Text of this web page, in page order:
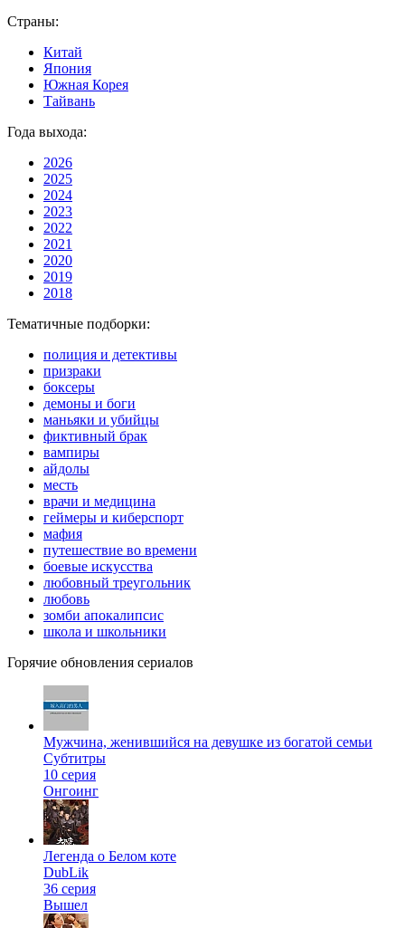
Страны:
Китай
Япония
Южная Корея
Тайвань
Года выхода:
2026
2025
2024
2023
2022
2021
2020
2019
2018
Тематичные подборки:
полиция и детективы
призраки
боксеры
демоны и боги
маньяки и убийцы
фиктивный брак
вампиры
айдолы
месть
врачи и медицина
геймеры и киберспорт
мафия
путешествие во времени
боевые искусства
любовный треугольник
любовь
зомби апокалипсис
школа и школьники
Горячие обновления сериалов
Мужчина, женившийся на девушке из богатой семьи
Субтитры
10 серия
Онгоинг
Легенда о Белом коте
DubLik
36 серия
Вышел